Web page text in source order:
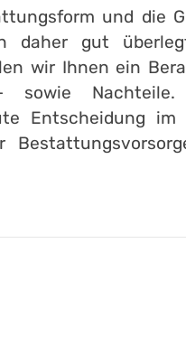
und die
gut
wir Ihnen ein
sowie
Entscheidung